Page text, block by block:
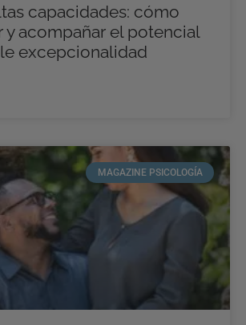
capacidades: cómo
y acompañar el potencial
excepcionalidad
MAGAZINE PSICOLOGÍA